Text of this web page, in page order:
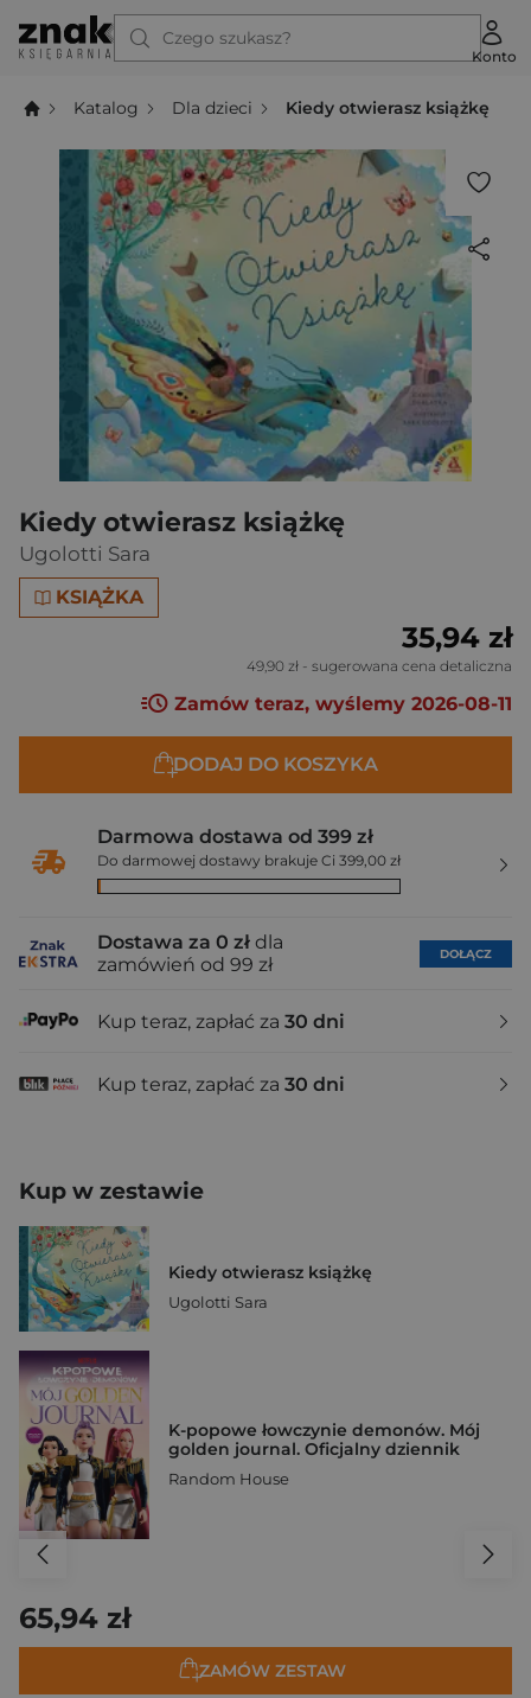
Czego szukasz?
Konto
Katalog Dla dzieci Kiedy otwierasz książkę
Kiedy otwierasz książkę
Ugolotti Sara
KSIĄŻKA
35,94 zł
49,90 zł - sugerowana cena detaliczna
Zamów teraz, wyślemy 2026-08-11
DODAJ DO KOSZYKA
Darmowa dostawa od 399 zł
Do darmowej dostawy brakuje Ci 399,00 zł
Dostawa za 0 zł dla
zamówień od 99 zł
DOŁĄCZ
Kup teraz, zapłać za 30 dni
Kup teraz, zapłać za 30 dni
Kup w zestawie
Kiedy otwierasz książkę
Ugolotti Sara
K-popowe łowczynie demonów. Mój
golden journal. Oficjalny dziennik
Random House
65,94 zł
ZAMÓW ZESTAW